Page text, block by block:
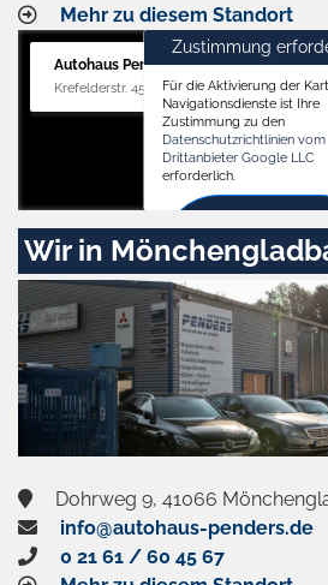
Mehr zu diesem Standort
Autohaus Penders (Verkauf)
Krefelderstr. 455, 41066 Mönchengladbach
Zustimmung
Für die Aktivierung der
Navigationsdienste ist Ihre
Zustimmung zu den
Datenschutzrichtlinien vom
Drittanbieter Google LLC
erforderlich.
Zustimmen
und
aktivieren
Wir in
Dohrweg 9, 41066
info@autohaus-penders.de
0 21 61 / 60 45 67